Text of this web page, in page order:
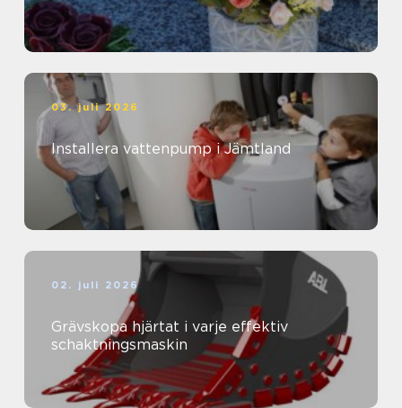
03. juli 2026
Installera vattenpump i Jämtland
02. juli 2026
Grävskopa hjärtat i varje effektiv
schaktningsmaskin